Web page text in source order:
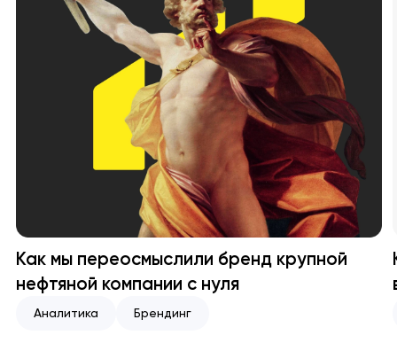
Как мы переосмыслили бренд крупной
нефтяной компании с нуля
Аналитика Брендинг